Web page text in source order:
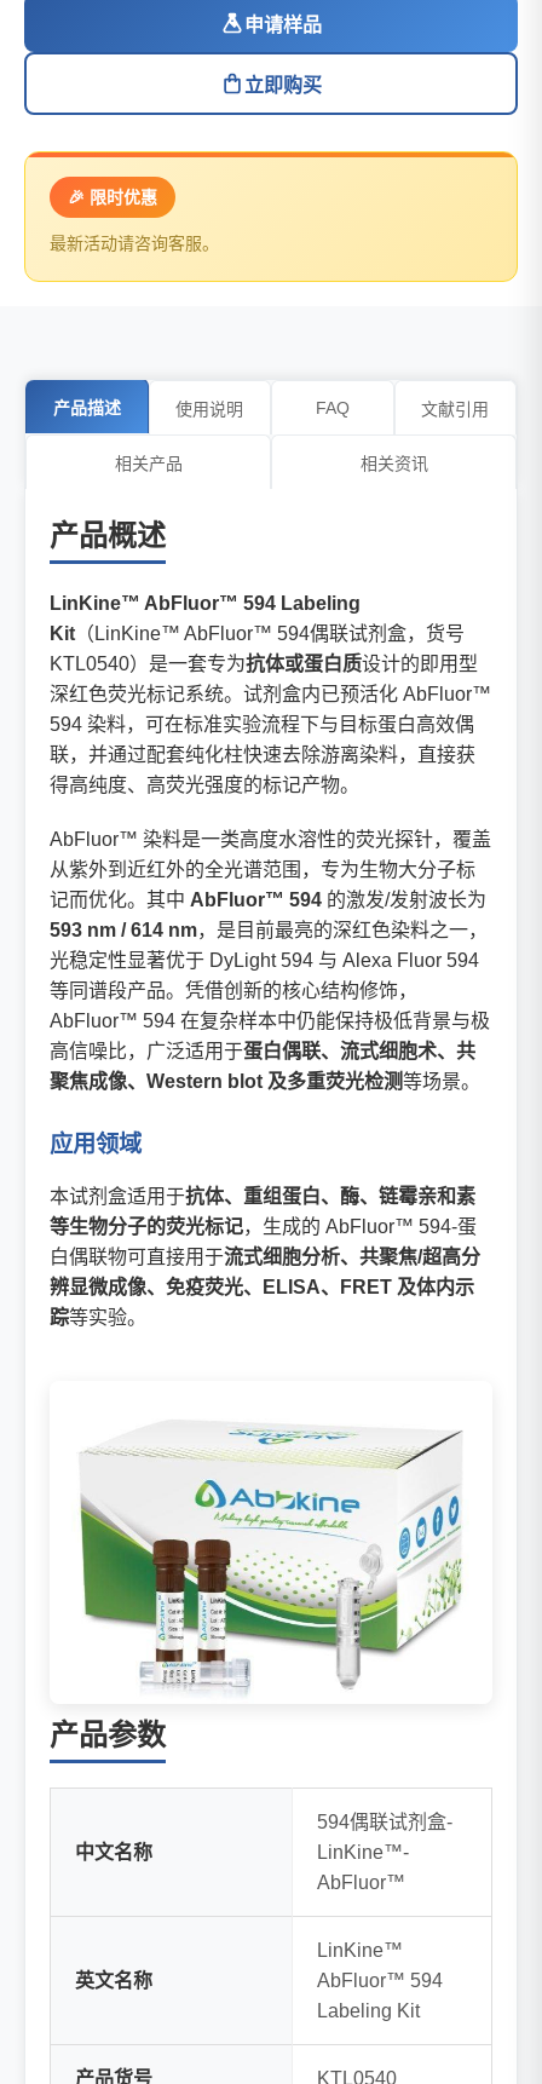
申请样品
立即购买
🎉 限时优惠
最新活动请咨询客服。
产品描述 使用说明 FAQ 文献引用
相关产品 相关资讯
产品概述
LinKine™ AbFluor™ 594 Labeling
Kit （LinKine™ AbFluor™ 594偶联试剂盒，货号
KTL0540）是一套专为抗体或蛋白质设计的即用型
深红色荧光标记系统。试剂盒内已预活化 AbFluor™
594 染料，可在标准实验流程下与目标蛋白高效偶
联，并通过配套纯化柱快速去除游离染料，直接获
得高纯度、高荧光强度的标记产物。
AbFluor™ 染料是一类高度水溶性的荧光探针，覆盖
从紫外到近红外的全光谱范围，专为生物大分子标
记而优化。其中 AbFluor™ 594 的激发/发射波长为
593 nm / 614 nm，是目前最亮的深红色染料之一，
光稳定性显著优于 DyLight 594 与 Alexa Fluor 594
等同谱段产品。凭借创新的核心结构修饰，
AbFluor™ 594 在复杂样本中仍能保持极低背景与极
高信噪比，广泛适用于蛋白偶联、流式细胞术、共
聚焦成像、Western blot 及多重荧光检测等场景。
应用领域
本试剂盒适用于抗体、重组蛋白、酶、链霉亲和素
等生物分子的荧光标记，生成的 AbFluor™ 594-蛋
白偶联物可直接用于流式细胞分析、共聚焦/超高分
辨显微成像、免疫荧光、ELISA、FRET 及体内示
踪等实验。
产品参数
中文名称
594偶联试剂盒-
LinKine™-
AbFluor™
英文名称
LinKine™
AbFluor™ 594
Labeling Kit
产品货号 KTL0540